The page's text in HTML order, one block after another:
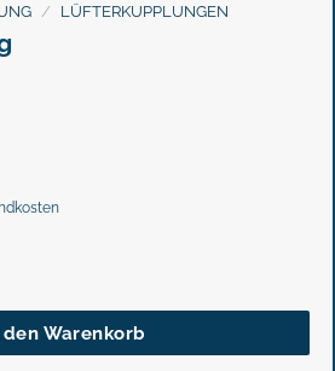
/ LÜFTERKUPPLUNGEN
den Warenkorb